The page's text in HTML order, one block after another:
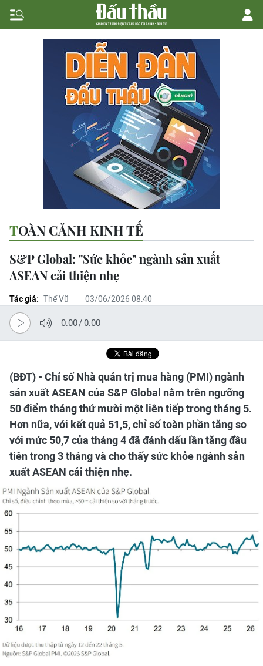
TOÀN CẢNH KINH TẾ
S&P Global: "Sức khỏe" ngành sản xuất
ASEAN cải thiện nhẹ
Tác giả: Thế Vũ 03/06/2026 08:40
0:00/0:00
(BĐT) - Chỉ số Nhà quản trị mua hàng (PMI) ngành
sản xuất ASEAN của S&P Global nằm trên ngưỡng
50 điểm tháng thứ mười một liên tiếp trong tháng 5.
Hơn nữa, với kết quả 51,5, chỉ số toàn phần tăng so
với mức 50,7 của tháng 4 đã đánh dấu lần tăng đầu
tiên trong 3 tháng và cho thấy sức khỏe ngành sản
xuất ASEAN cải thiện nhẹ.